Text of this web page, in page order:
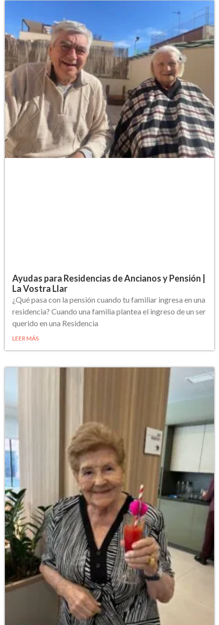
Ayudas para Residencias de Ancianos y Pensión |
La Vostra Llar
¿Qué pasa con la pensión cuando tu familiar ingresa en una
residencia? Cuando una familia plantea el ingreso de un ser
querido en una Residencia
LEER MÁS